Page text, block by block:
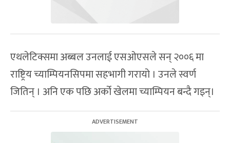
एथलेटिक्समा अब्बल उनलाई एसओएसले सन् २००६ मा
राष्ट्रिय च्याम्पियनसिपमा सहभागी गरायो । उनले स्वर्ण
जितिन् । अनि एक पछि अर्को खेलमा च्याम्पियन बन्दै गइन्।